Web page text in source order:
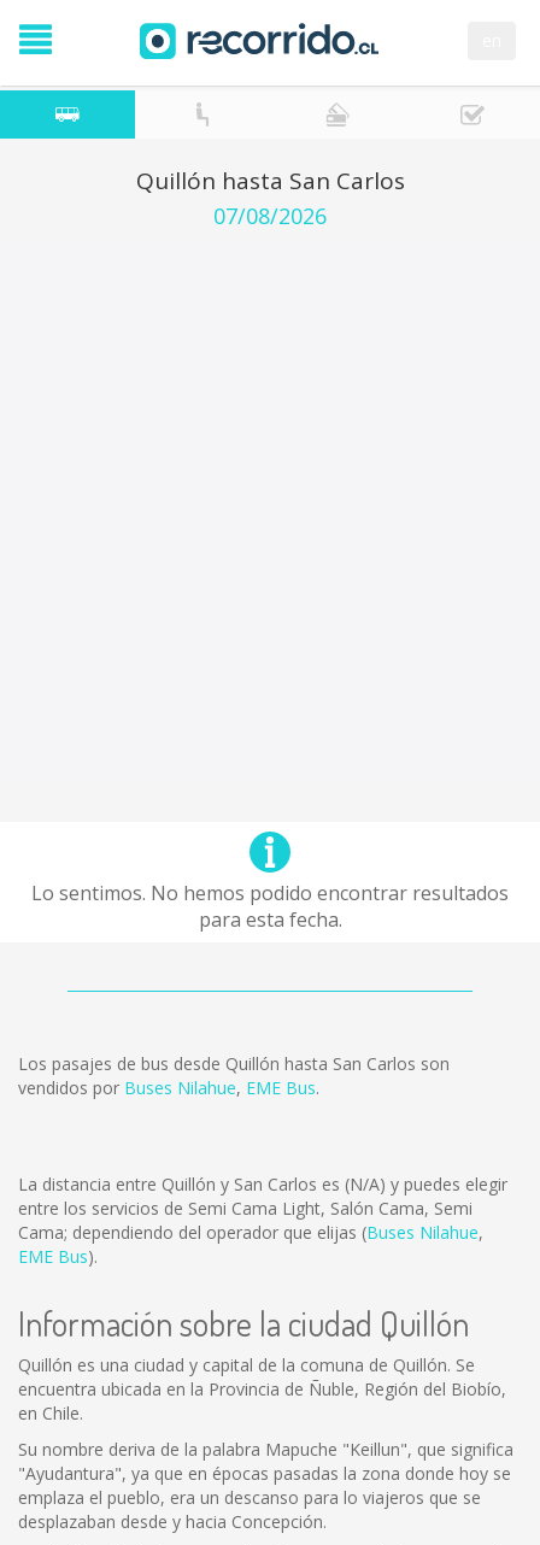
Quillón hasta San Carlos
07/08/2026
Lo sentimos. No hemos podido encontrar resultados
para esta fecha.
Los pasajes de bus desde Quillón hasta San Carlos son
vendidos por Buses Nilahue, EME Bus.
La distancia entre Quillón y San Carlos es (N/A) y puedes elegir
entre los servicios de Semi Cama Light, Salón Cama, Semi
Cama; dependiendo del operador que elijas (Buses Nilahue,
EME Bus).
Información sobre la ciudad Quillón
Quillón es una ciudad y capital de la comuna de Quillón. Se
encuentra ubicada en la Provincia de Ñuble, Región del Biobío,
en Chile.
Su nombre deriva de la palabra Mapuche "Keillun", que significa
"Ayudantura", ya que en épocas pasadas la zona donde hoy se
emplaza el pueblo, era un descanso para lo viajeros que se
desplazaban desde y hacia Concepción.